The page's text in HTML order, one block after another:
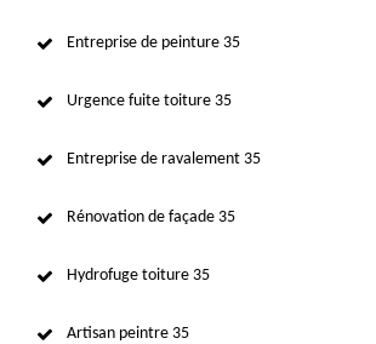
Entreprise de peinture 35
Urgence fuite toiture 35
Entreprise de ravalement 35
Rénovation de façade 35
Hydrofuge toiture 35
Artisan peintre 35